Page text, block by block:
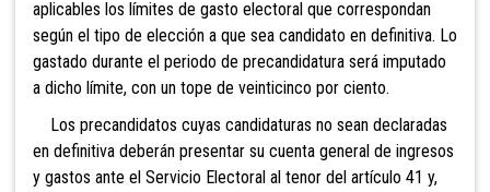
aplicables los límites de gasto electoral que correspondan
según el tipo de elección a que sea candidato en definitiva. Lo
gastado durante el periodo de precandidatura será imputado
a dicho límite, con un tope de veinticinco por ciento.
Los precandidatos cuyas candidaturas no sean declaradas
en definitiva deberán presentar su cuenta general de ingresos
y gastos ante el Servicio Electoral al tenor del artículo 41 y,